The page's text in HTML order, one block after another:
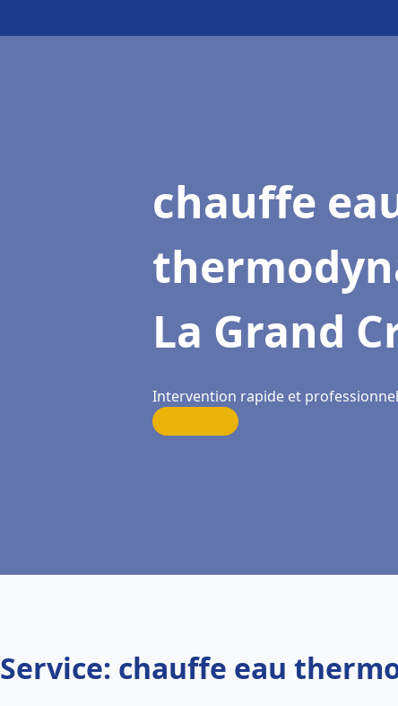
chauffe
La Grand
Intervention rapide et
Service: chauffe eau